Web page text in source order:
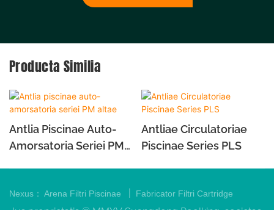
Producta Similia
Antlia Piscinae Auto-
Amorsatoria Seriei PM
Antliae Circulatoriae
Piscinae Series PLS
Nexus： Arena Filtri Piscinae Fabricator Filtri Cartridge